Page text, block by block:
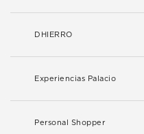
DHIERRO
Experiencias Palacio
Personal Shopper